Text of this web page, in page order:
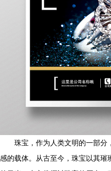
珠宝，作为人类文明的一部分
感的载体。从古至今，珠宝以其璀